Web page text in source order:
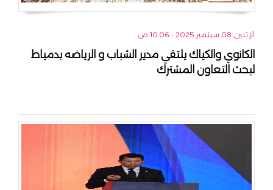
الإثنين, 08 سبتمبر 2025 - 10:06 ص
الكانوي والكياك يلتقي مدير الشباب و الرياضه بدمياط
لبحث التعاون المشترك